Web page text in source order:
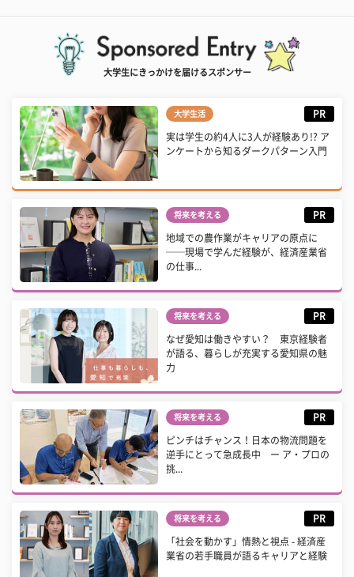
大学生にきっかけを届けるスポンサー
大学生活 PR
実は学生の約4人に3人が経験あり!? ア
ンケートから知るダークパターン入門
将来を考える PR
地域での農作業がキャリアの原点に
──現場で学んだ経験が、経済産業省
の仕事...
将来を考える PR
なぜ愛知は働きやすい？ 東京経験者
が語る、暮らしが充実する愛知県の魅
力
将来を考える PR
ピンチはチャンス！日本の物流問題を
逆手にとって急成長中 ー ア・プロの
挑...
将来を考える PR
「社会を動かす」情熱と視点 - 経済産
業省の若手職員が語るキャリアと経験